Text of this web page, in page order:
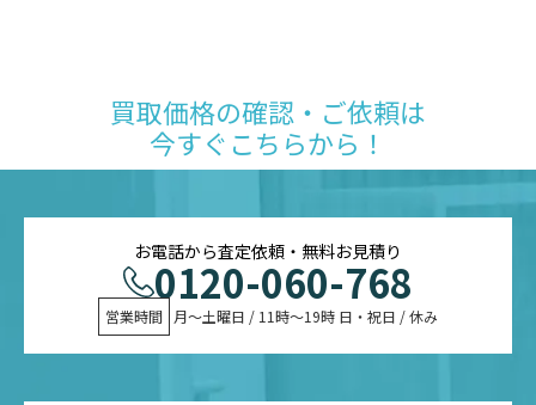
買取価格の確認・ご依頼は
今すぐこちらから！
お電話から査定依頼・無料お見積り
0120-060-768
営業時間 月〜土曜日 / 11時〜19時 日・祝日 / 休み